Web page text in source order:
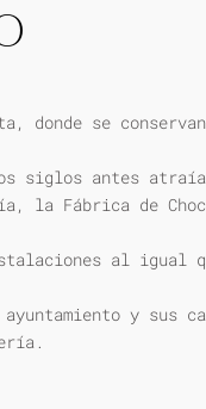
donde se
siglos antes
la Fábrica de
al
y sus